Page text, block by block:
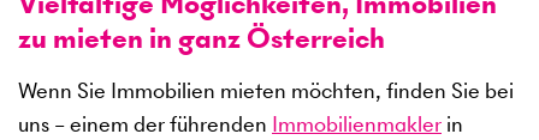
zu mieten in ganz Österreich
Wenn Sie Immobilien mieten möchten, finden Sie bei
uns – einem der führenden Immobilienmakler in